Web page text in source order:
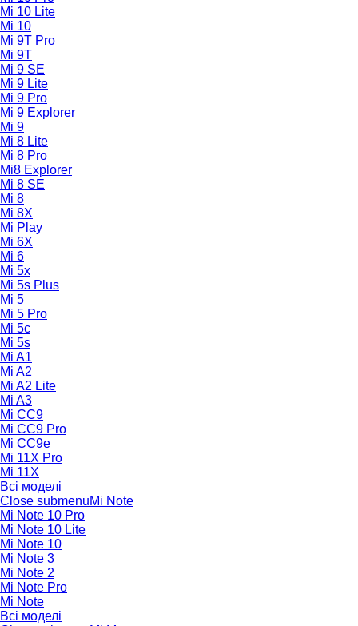
Mi 10 Lite
Mi 10
Mi 9T Pro
Mi 9T
Mi 9 SE
Mi 9 Lite
Mi 9 Pro
Mi 9 Explorer
Mi 9
Mi 8 Lite
Mi 8 Pro
Mi8 Explorer
Mi 8 SE
Mi 8
Mi 8X
Mi Play
Mi 6X
Mi 6
Mi 5x
Mi 5s Plus
Mi 5
Mi 5 Pro
Mi 5c
Mi 5s
Mi A1
Mi A2
Mi A2 Lite
Mi A3
Mi CC9
Mi CC9 Pro
Mi CC9e
Mi 11X Pro
Mi 11X
Всі моделі
Close submenuMi Note
Mi Note 10 Pro
Mi Note 10 Lite
Mi Note 10
Mi Note 3
Mi Note 2
Mi Note Pro
Mi Note
Всі моделі